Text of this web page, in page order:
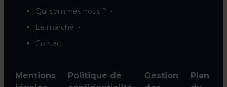
Qui sommes nous ?
Le marché
Contact
Mentions
Politique de
Gestion
Plan